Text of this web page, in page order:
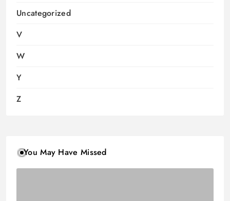
Uncategorized
V
W
Y
Z
You May Have Missed